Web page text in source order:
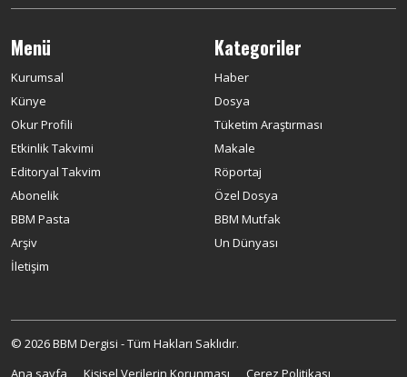
Menü
Kurumsal
Künye
Okur Profili
Etkinlik Takvimi
Editoryal Takvim
Abonelik
BBM Pasta
Arşiv
İletişim
Kategoriler
Haber
Dosya
Tüketim Araştırması
Makale
Röportaj
Özel Dosya
BBM Mutfak
Un Dünyası
© 2026 BBM Dergisi - Tüm Hakları Saklıdır.
Ana sayfa
Kişisel Verilerin Korunması Çerez Politikası